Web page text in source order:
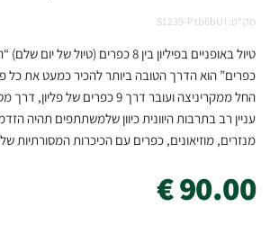
מק"ט: S1239-Ptb6bUI
כפרים” הוא הדרך הטובה ביותר להכיר כמעט את כל
החל ממקריניצה ועובר דרך 9 כפרים
עניין רב בתרבות היוונית כיוון שלמשתתפים תהיה
מנזרים, מוזיאונים, כפרים עם הכיכרות המסורתיות
90.00 €